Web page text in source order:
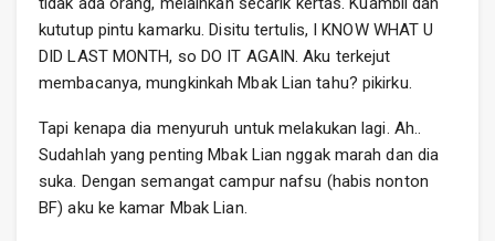
kututup pintu kamarku. Disitu tertulis, I KNOW WHAT U
DID LAST MONTH, so DO IT AGAIN. Aku terkejut
membacanya, mungkinkah Mbak Lian tahu? pikirku.
Tapi kenapa dia menyuruh untuk melakukan lagi. Ah..
Sudahlah yang penting Mbak Lian nggak marah dan dia
suka. Dengan semangat campur nafsu (habis nonton
BF) aku ke kamar Mbak Lian.